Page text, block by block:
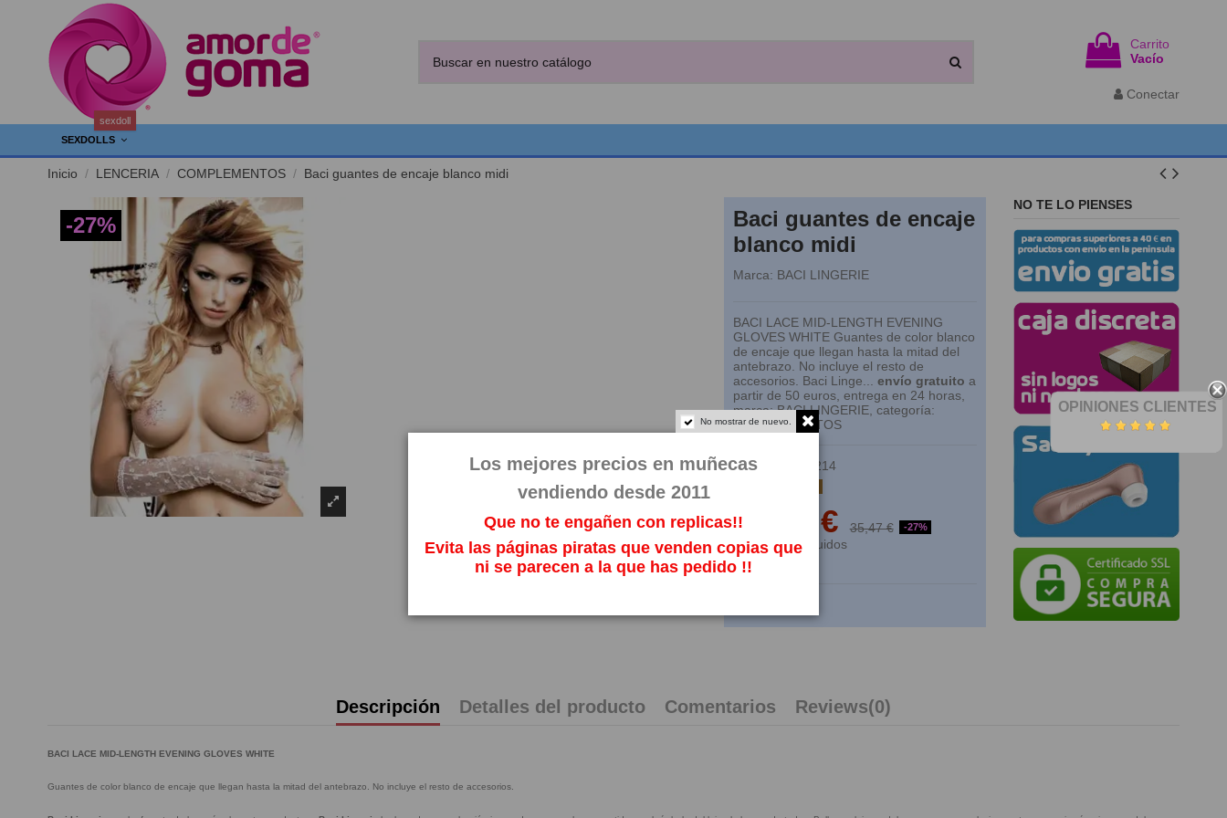
Carrito
Vacío
Conectar
SEXDOLLS
sexdoll
Inicio LENCERIA COMPLEMENTOS Baci guantes de encaje blanco midi
-27%
Baci guantes de encaje
blanco midi
Marca: BACI LINGERIE
BACI LACE MID-LENGTH EVENING
GLOVES WHITE Guantes de color blanco
de encaje que llegan hasta la mitad del
antebrazo. No incluye el resto de
accesorios. Baci Linge... envío gratuito a
partir de 50 euros, entrega en 24 horas,
marca: BACI LINGERIE, categoría:
COMPLEMENTOS
Referencia 74214
25,90 € 35,47 € -27%
Impuestos incluidos
NO TE LO PIENSES
Descripción Detalles del producto Comentarios Reviews(0)
BACI LACE MID-LENGTH EVENING GLOVES WHITE
Guantes de color blanco de encaje que llegan hasta la mitad del antebrazo. No incluye el resto de accesorios.
OPINIONES CLIENTES
No mostrar de nuevo.
Los mejores precios en muñecas
vendiendo desde 2011
Que no te engañen con replicas!!
Evita las páginas piratas que venden copias que
ni se parecen a la que has pedido !!